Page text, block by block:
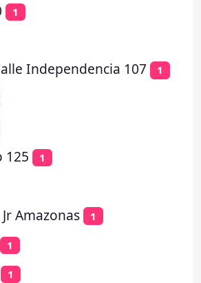
1
Independencia 107 1
125 1
Amazonas 1
1
1